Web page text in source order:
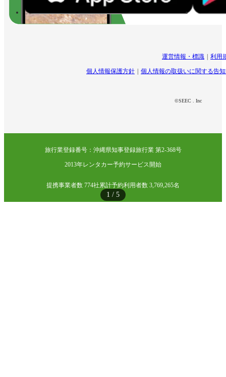
1 / 5
運営情報・標識 利用
個人情報保護方針 個人情報の取扱いに関する告
©SEEC . Inc
旅行業登録番号：沖縄県知事登録旅行業 第2-368号
2013年レンタカー予約サービス開始
提携事業者数 774社累計予約利用者数 3,769,265名